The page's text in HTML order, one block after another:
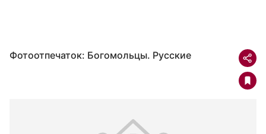
Фотоотпечаток: Богомольцы. Русские